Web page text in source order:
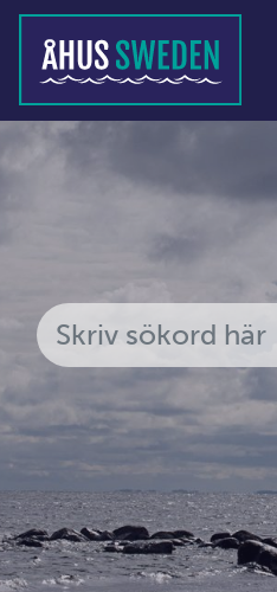
Tävlingar &amp;
Alla medlemmar
Ekonomi &amp;
Hantverkare
Hus &amp; hem
Ideella föreningar
Idrottsföreningar